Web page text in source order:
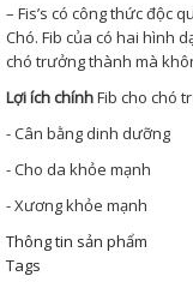
– Fis’s có công thức độc
Chó. Fib của có hai hình
chó trưởng thành mà
Lợi ích chínhFib cho chó
- Cân bằng dinh dưỡng
- Cho da khỏe mạnh
- Xương khỏe mạnh
Thông tin sản phẩm
Tags